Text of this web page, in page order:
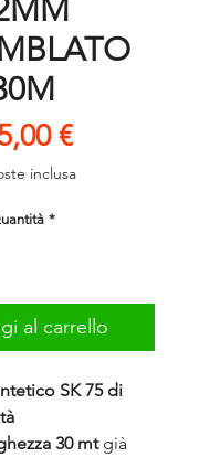
€Prezzo
inclusa
*
al carrello
SK 75 di
30 mtgià